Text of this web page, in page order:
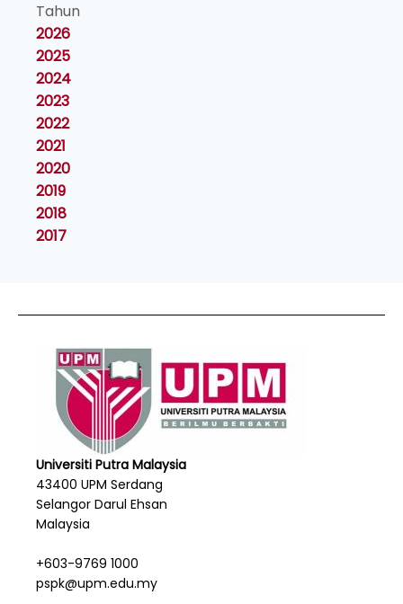
Tahun
2026
2025
2024
2023
2022
2021
2020
2019
2018
2017
Universiti Putra Malaysia
43400 UPM Serdang
Selangor Darul Ehsan
Malaysia
+603-9769 1000
pspk@upm.edu.my